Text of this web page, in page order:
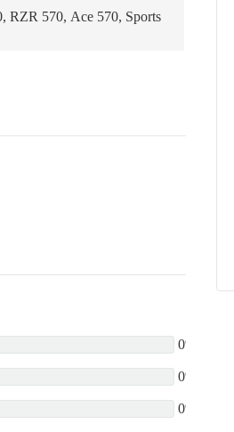
RZR 570, Ace 570, Sports
0%
0%
0%